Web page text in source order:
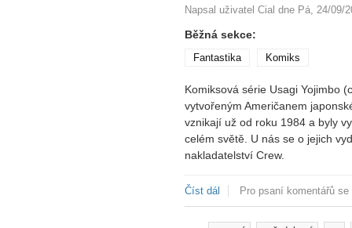
Napsal uživatel Cial dne Pá, 24/09/
Běžná sekce:
Fantastika Komiks
Komiksová série Usagi Yojimbo
vytvořeným Američanem
vznikají už od roku 1984 a byly
celém světě. U nás se o jejich
nakladatelství Crew.
Číst dál Usagi Yojimbo
Pro psaní komentářů se